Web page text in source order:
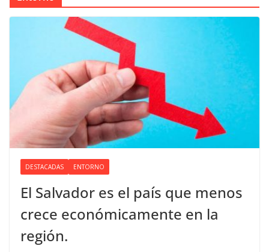
DESTACADAS ENTORNO
El Salvador es el país que menos
crece económicamente en la
región.